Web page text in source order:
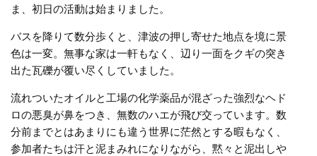
ま、初日の活動は始まりました。
バスを降りて数分歩くと、津波の押し寄せた地点を境に景
色は一変。無事な家は一軒もなく、辺り一面をクギの突き
出た瓦礫が覆い尽くしていました。
流れついたオイルと工場の化学薬品が混ざった強烈なヘド
ロの悪臭が鼻をつき、無数のハエが飛び交っています。数
分前までとはあまりにも違う世界に茫然とする暇もなく、
参加者たちは汗と泥まみれになりながら、黙々と泥出しや